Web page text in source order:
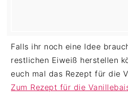
Falls ihr noch eine Idee
restlichen Eiweiß herstellen
euch mal das Rezept für die
Zum Rezept für die